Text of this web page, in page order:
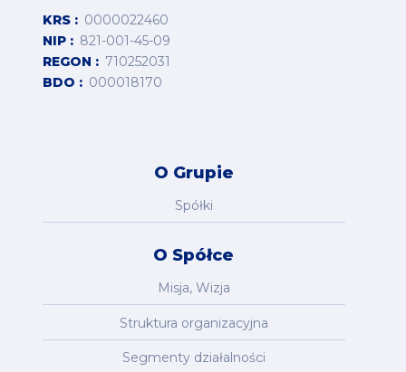
KRS
0000022460
NIP
821-001-45-09
REGON
710252031
BDO
000018170
O Grupie
Spółki
O Spółce
Misja, Wizja
Struktura organizacyjna
Segmenty działalności